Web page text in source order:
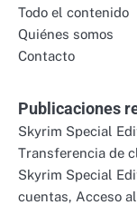
Todo el contenido
Quiénes somos
Contacto
Publicaciones
Skyrim Special
Transferencia de
Skyrim Special
cuentas, Acceso